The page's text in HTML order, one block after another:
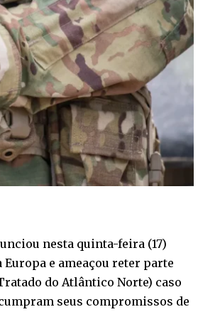
nesta quinta-feira (17)
e ameaçou reter parte
do Atlântico Norte) caso
seus compromissos de